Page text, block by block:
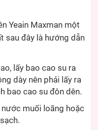
Yeain Maxman một
sau đây là hướng dẫn
lấy bao cao su ra
dày nên phải lấy ra
bao cao su đôn dên.
muối loãng hoặc